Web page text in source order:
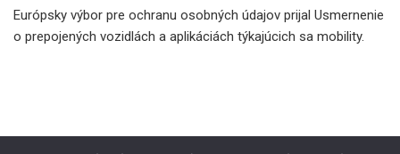
Európsky výbor pre ochranu osobných údajov prijal Usmernenie
o prepojených vozidlách a aplikáciách týkajúcich sa mobility.